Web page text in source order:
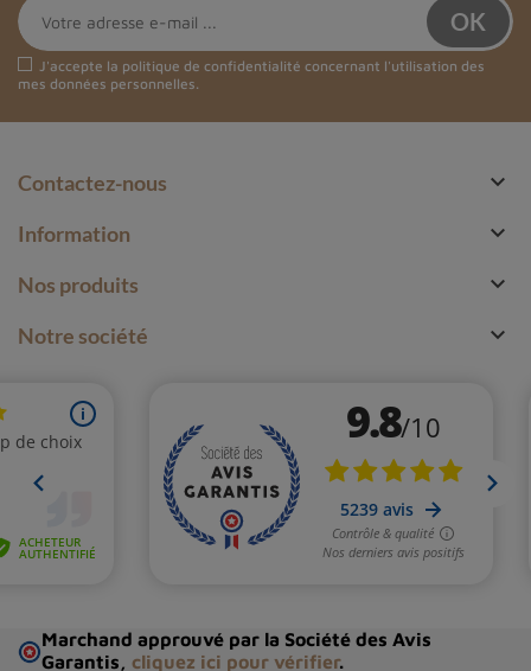
J'accepte la politique de confidentialité concernant l'utilisation des
mes données personnelles.
Contactez-nous 
Information 
Nos produits 
Notre société 
Marchand approuvé par la Société des Avis
Garantis, cliquez ici pour vérifier.